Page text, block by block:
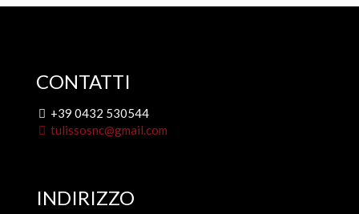
CONTATTI
+39 0432 530544
tulissosnc@gmail.com
INDIRIZZO